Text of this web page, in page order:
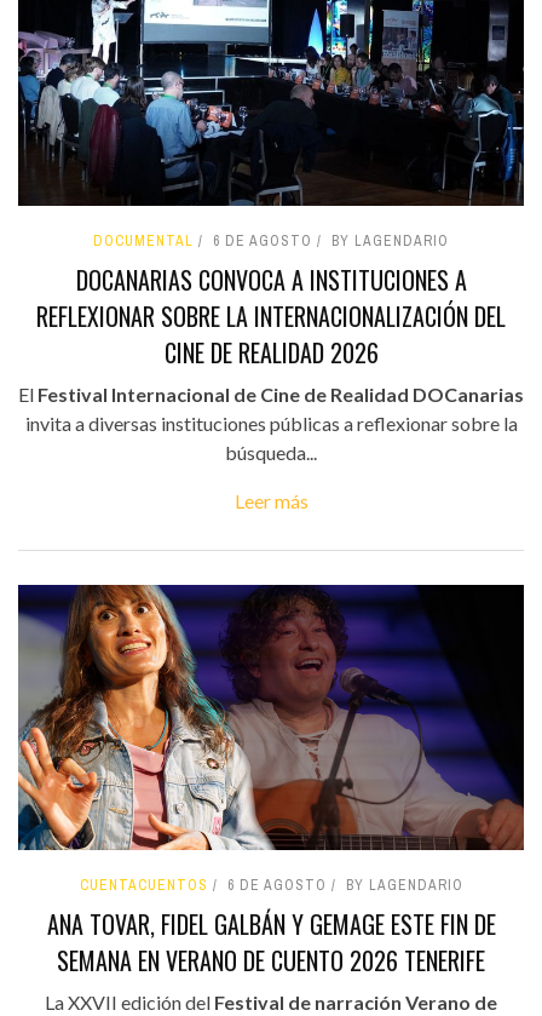
DOCUMENTAL 6 DE AGOSTO BY LAGENDARIO
DOCANARIAS CONVOCA A INSTITUCIONES A
REFLEXIONAR SOBRE LA INTERNACIONALIZACIÓN DEL
CINE DE REALIDAD 2026
El Festival Internacional de Cine de Realidad DOCanarias
invita a diversas instituciones públicas a reflexionar sobre la
búsqueda...
Leer más
CUENTACUENTOS 6 DE AGOSTO BY LAGENDARIO
ANA TOVAR, FIDEL GALBÁN Y GEMAGE ESTE FIN DE
SEMANA EN VERANO DE CUENTO 2026 TENERIFE
La XXVII edición del Festival de narración Verano de